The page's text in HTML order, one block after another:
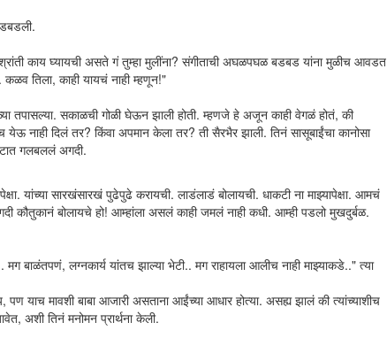
काय घ्यायची असते गं तुम्हा मुलींना? संगीताची अघळपघळ बडबड यांना मुळीच आवडत
कळव तिला, काही यायचं नाही म्हणून!"
तपासल्या. सकाळची गोळी घेऊन झाली होती. म्हणजे हे अजून काही वेगळं होतं, की
येऊ नाही दिलं तर? किंवा अपमान केला तर? ती सैरभैर झाली. तिनं सासूबाईंचा कानोसा
गलबललं अगदी.
यांच्या सारखंसारखं पुढेपुढे करायची. लाडंलाडं बोलायची. धाकटी ना माझ्यापेक्षा. आमचं
कौतुकानं बोलायचे हो! आम्हांला असलं काही जमलं नाही कधी. आम्ही पडलो मुखदुर्बळ.
बाळंतपणं, लग्नकार्य यांतच झाल्या भेटी.. मग राहायला आलीच नाही माझ्याकडे.." त्या
पण याच मावशी बाबा आजारी असताना आईंच्या आधार होत्या. असह्य झालं की त्यांच्याशीच
अशी तिनं मनोमन प्रार्थना केली.